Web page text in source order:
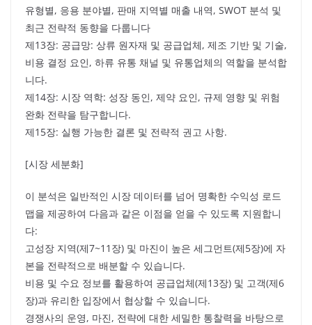
유형별, 응용 분야별, 판매 지역별 매출 내역, SWOT 분석 및
최근 전략적 동향을 다룹니다
제13장: 공급망: 상류 원자재 및 공급업체, 제조 기반 및 기술,
비용 결정 요인, 하류 유통 채널 및 유통업체의 역할을 분석합
니다.
제14장: 시장 역학: 성장 동인, 제약 요인, 규제 영향 및 위험
완화 전략을 탐구합니다.
제15장: 실행 가능한 결론 및 전략적 권고 사항.
[시장 세분화]
이 분석은 일반적인 시장 데이터를 넘어 명확한 수익성 로드
맵을 제공하여 다음과 같은 이점을 얻을 수 있도록 지원합니
다:
고성장 지역(제7~11장) 및 마진이 높은 세그먼트(제5장)에 자
본을 전략적으로 배분할 수 있습니다.
비용 및 수요 정보를 활용하여 공급업체(제13장) 및 고객(제6
장)과 유리한 입장에서 협상할 수 있습니다.
경쟁사의 운영, 마진, 전략에 대한 세밀한 통찰력을 바탕으로